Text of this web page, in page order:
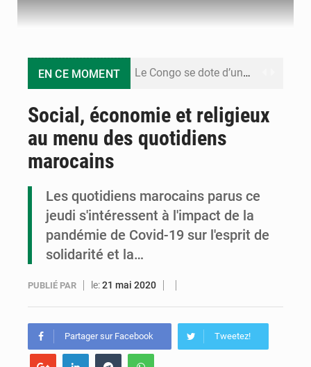
EN CE MOMENT Le Congo se dote d’un programme national pour valoriser les produits forestiers non ligneux
Compétitions africaines : la CAF ferme la porte à l’AC Léopards et à l’AS Otohô
Social, économie et religieux
au menu des quotidiens
marocains
Les quotidiens marocains parus ce
jeudi s'intéressent à l'impact de la
pandémie de Covid-19 sur l'esprit de
solidarité et la…
PUBLIÉ PAR le:21 mai 2020
Partager sur Facebook Tweetez!